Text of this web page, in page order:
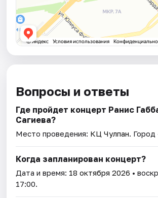
Вопросы и ответы
Где пройдет концерт Ранис
Сагиева?
Место проведения: КЦ Чулпан. Город
Когда запланирован концерт?
Дата и время: 18 октября 2026 •
17:00.